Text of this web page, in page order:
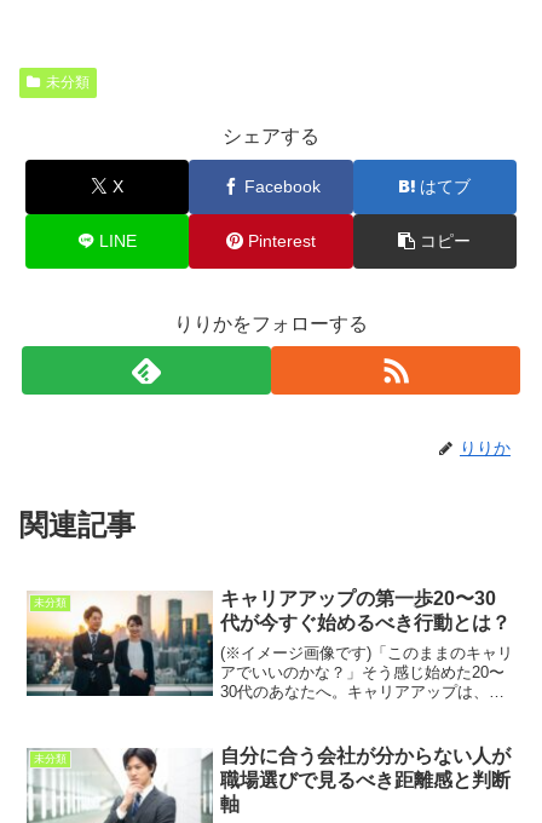
未分類
シェアする
X Facebook はてブ
LINE Pinterest コピー
りりかをフォローする
りりか
関連記事
未分類
キャリアアップの第一歩20〜30
代が今すぐ始めるべき行動とは？
(※イメージ画像です)「このままのキャリ
アでいいのかな？」そう感じ始めた20〜
30代のあなたへ。キャリアアップは、突
事では、仕事をより充実させ、将来の選
択肢を広げるため...
未分類
自分に合う会社が分からない人が
職場選びで見るべき距離感と判断
軸